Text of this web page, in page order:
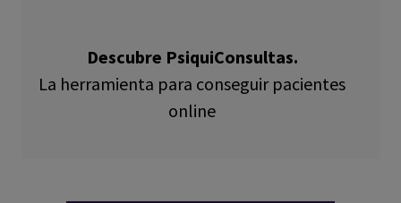
Descubre PsiquiConsultas.
La herramienta para conseguir pacientes
online